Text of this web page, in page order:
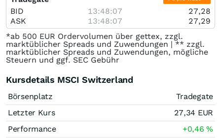
BID 13:48:07
27,28
ASK
13:48:07
27,29
*ab 500 EUR Ordervolumen über gettex, zzgl.
marktüblicher Spreads und Zuwendungen | ** zzgl.
marktüblicher Spreads und Zuwendungen, mögliche
Steuern und ggf. SEC Gebühr
Kursdetails MSCI Switzerland
Börsenplatz
Tradegate
Letzter Kurs
27,34 EUR
Performance
+0,46%